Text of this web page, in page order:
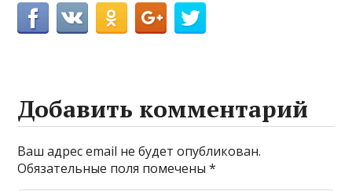
Добавить комментарий
Ваш адрес email не будет опубликован.
Обязательные поля помечены*